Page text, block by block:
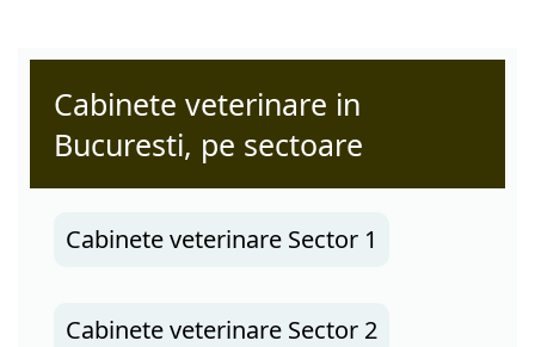
Cabinete veterinare in
Bucuresti, pe sectoare
Cabinete veterinare Sector 1
Cabinete veterinare Sector 2